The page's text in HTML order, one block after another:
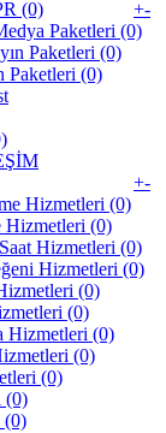
(0)
+-
Paketleri (0)
Paketleri (0)
Paketleri (0)
+-
Hizmetleri (0)
Hizmetleri (0)
Hizmetleri (0)
Hizmetleri (0)
(0)
(0)
Hizmetleri (0)
(0)
(0)
(0)
(0)